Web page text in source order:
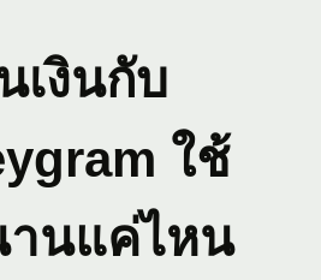
เงินกับ
ใช้
านแค่ไหน